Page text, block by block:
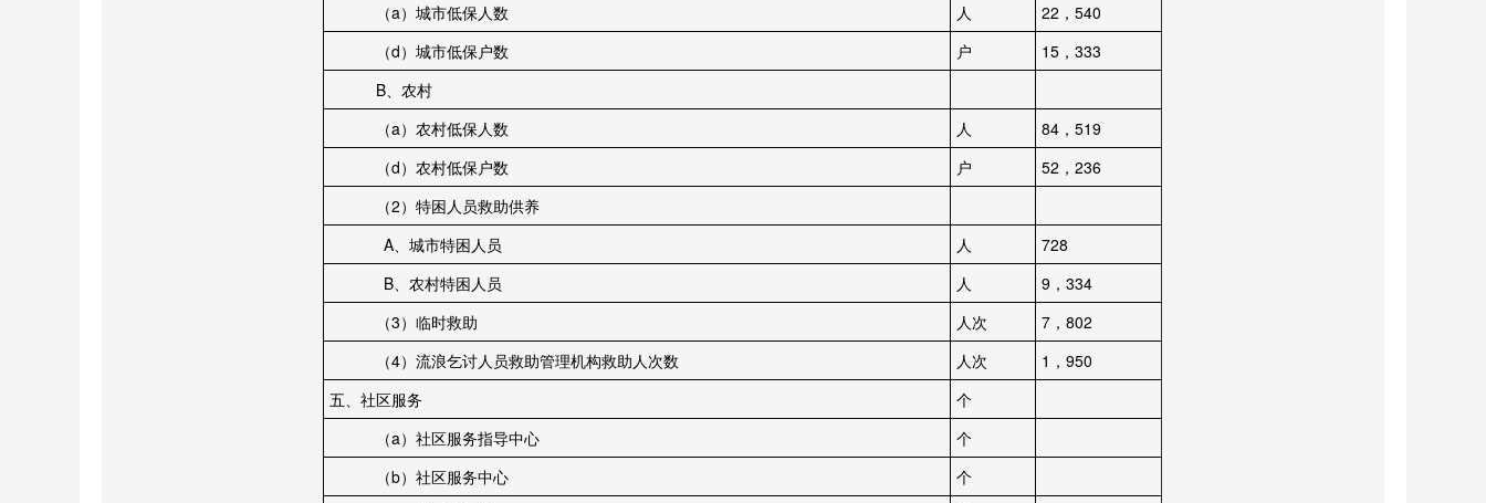
（a）城市低保人数
人
22，540
（d）城市低保户数
户
15，333
B、农村
（a）农村低保人数
人
84，519
（d）农村低保户数
户
52，236
（2）特困人员救助供养
A、城市特困人员
人
728
B、农村特困人员
人
9，334
（3）临时救助
人次
7，802
（4）流浪乞讨人员救助管理机构救助人次数
人次
1，950
五、社区服务
个
（a）社区服务指导中心
个
（b）社区服务中心
个